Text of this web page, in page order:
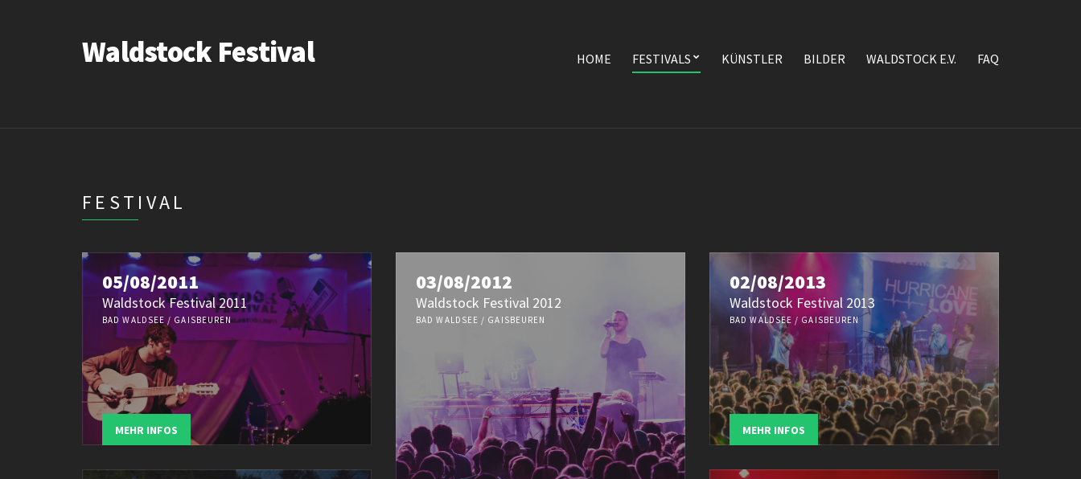
Waldstock Festival HOME FESTIVALS KÜNSTLER BILDER WALDSTOCK E.V. FAQ
FESTIVAL
05/08/2011
Waldstock Festival 2011
BAD WALDSEE / GAISBEUREN
MEHR INFOS
03/08/2012
Waldstock Festival 2012
BAD WALDSEE / GAISBEUREN
02/08/2013
Waldstock Festival 2013
BAD WALDSEE / GAISBEUREN
MEHR INFOS